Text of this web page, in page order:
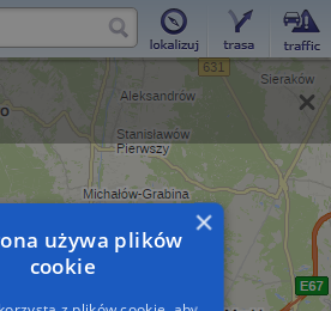
×
używa plików
cookie